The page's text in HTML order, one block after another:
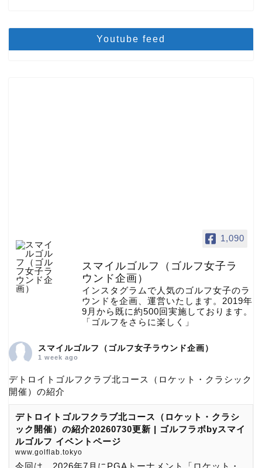
Youtube feed
1,090
スマイルゴルフ（ゴルフ女子ラ
ウンド企画）
インスタグラムで人気のゴルフ女子のラ
ウンドを企画、運営いたします。2019年
9月から既に約500回実施しております。
「ゴルフをさらに楽しく」
スマイルゴルフ（ゴルフ女子ラウンド企画）
1 week ago
デトロイトゴルフクラブ北コース（ロケット・クラシック
開催）の紹介
デトロイトゴルフクラブ北コース（ロケット・クラシ
ック開催）の紹介20260730更新 | ゴルフラボbyスマイ
ルゴルフ イベントページ
www.golflab.tokyo
今回は、2026年7月にPGAトーナメント「ロケット・